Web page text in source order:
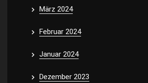
März 2024
Februar 2024
Januar 2024
Dezember 2023